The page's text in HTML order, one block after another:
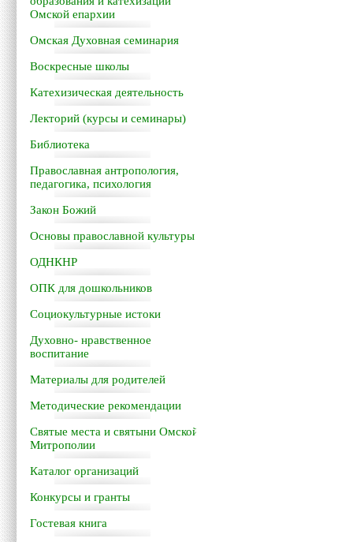
Омской епархии
Омская Духовная семинария
Воскресные школы
Катехизическая деятельность
Лекторий (курсы и семинары)
Библиотека
Православная антропология,
педагогика, психология
Закон Божий
Основы православной культуры
ОДНКНР
ОПК для дошкольников
Социокультурные истоки
Духовно- нравственное
воспитание
Материалы для родителей
Методические рекомендации
Святые места и святыни Омской
Митрополии
Каталог организаций
Конкурсы и гранты
Гостевая книга